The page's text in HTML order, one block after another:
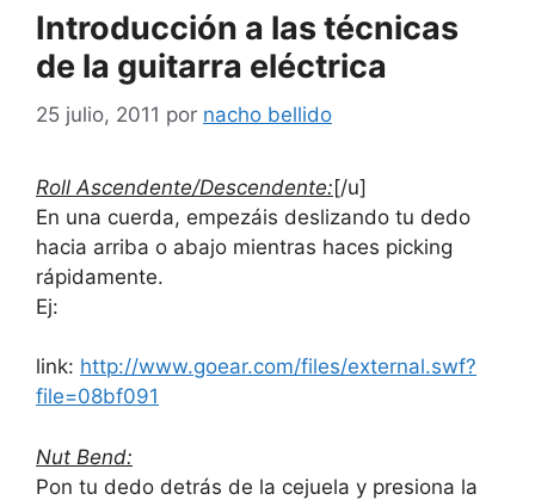
Introducción a las técnicas
de la guitarra eléctrica
25 julio, 2011 por nacho bellido
Roll Ascendente/Descendente:[/u]
En una cuerda, empezáis deslizando tu dedo
hacia arriba o abajo mientras haces picking
rápidamente.
Ej:
link: http://www.goear.com/files/external.swf?
file=08bf091
Nut Bend:
Pon tu dedo detrás de la cejuela y presiona la